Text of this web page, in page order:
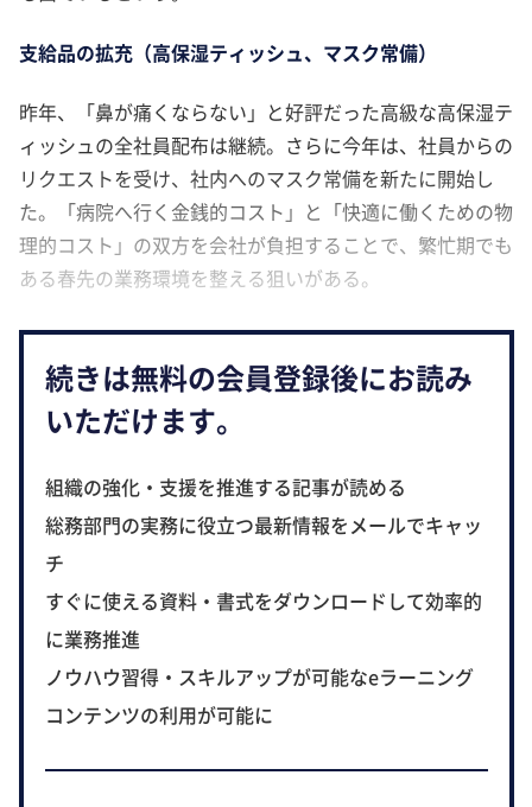
支給品の拡充（高保湿ティッシュ、マスク常備）
昨年、「鼻が痛くならない」と好評だった高級な高保湿テ
ィッシュの全社員配布は継続。さらに今年は、社員からの
リクエストを受け、社内へのマスク常備を新たに開始し
た。「病院へ行く金銭的コスト」と「快適に働くための物
理的コスト」の双方を会社が負担することで、繁忙期でも
ある春先の業務環境を整える狙いがある。
続きは無料の会員登録後にお読み
いただけます。
組織の強化・支援を推進する記事が読める
総務部門の実務に役立つ最新情報をメールでキャッ
チ
すぐに使える資料・書式をダウンロードして効率的
に業務推進
ノウハウ習得・スキルアップが可能なeラーニング
コンテンツの利用が可能に